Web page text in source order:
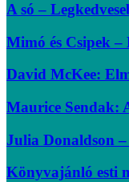
A só –
Mimó és Csipek –
David McKee:
Maurice Sendak:
Julia Donaldson
Könyvajánló esti